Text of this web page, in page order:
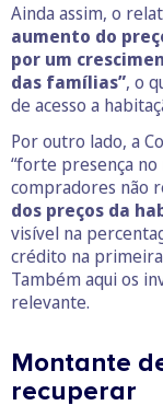
Ainda assim, o
aumento do
por um
das famílias”, o
de acesso a
Por outro lado, a
“forte presença
compradores não
dos preços da
visível na
crédito na
Também aqui os
relevante.
Montante
recuperar